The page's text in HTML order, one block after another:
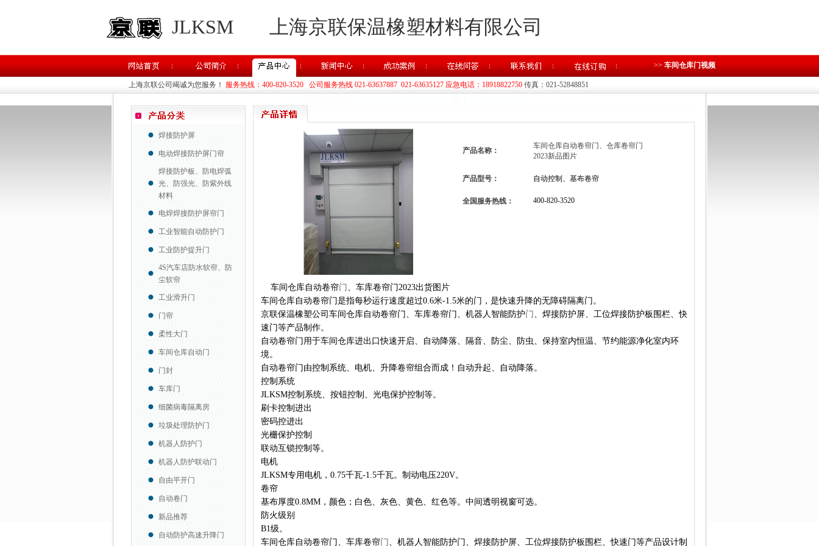
JLKSM 上海京联保温橡塑材料有限公司
>> 车间仓库门视频
上海京联公司竭诚为您服务！ 服务热线：400-820-3520 公司服务热线 021-63637887 021-63635127 应急电话：18918822750传真：021-52848851
焊接防护屏
电动焊接防护屏门帘
焊接防护板、防电焊弧
光、防强光、防紫外线
材料
电焊焊接防护屏帘门
工业智能自动防护门
工业防护提升门
4S汽车店防水软帘、防
尘软帘
工业滑升门
门帘
柔性大门
车间仓库自动门
门封
车库门
细菌病毒隔离房
垃圾处理防护门
机器人防护门
机器人防护联动门
自由平开门
自动卷门
新品推荐
自动防护高速升降门
产品名称：
车间仓库自动卷帘门、仓库卷帘门
2023新品图片
产品型号： 自动控制、基布卷帘
全国服务热线： 400-820-3520
车间仓库自动卷帘门 、车库卷帘门2023出货图片
车间仓库自动卷帘门是指每秒运行速度超过0.6米-1.5米的门，是快速升降的无障碍隔离门 。
京联保温橡塑公司车间仓库自动卷帘门、车库卷帘门、机器人智能防护门 、焊接防护屏、工位焊接防护板围栏、快
速门等产品制作。
自动卷帘门用于车间仓库进出口快速开启、自动降落、隔音、防尘、防虫、 保持室内恒温、节约能源净化室内环
境。
自动卷帘门由控制系统、电机、升降卷帘组合而成！自动升起、自动降落。
控制系统
JLKSM控制系统、按钮控制、光电保护控制等。
刷卡控制进出
密码控进出
光栅保护控制
联动互锁控制等。
电机
JLKSM专用电机，0.75千瓦-1.5千瓦。制动电压220V。
卷帘
基布厚度0.8MM，颜色；白色、灰色、黄色、红色等。中间透明视窗可选。
防火级别
B1级。
车间仓库自动卷帘门、车库卷帘门 、机器人智能防护门、焊接防护屏、工位焊接防护板围栏、快速门等产品设计制